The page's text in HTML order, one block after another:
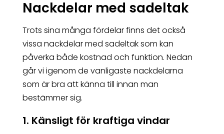
Nackdelar med sadeltak
Trots sina många fördelar finns det också
vissa nackdelar med sadeltak som kan
påverka både kostnad och funktion. Nedan
går vi igenom de vanligaste nackdelarna
som är bra att känna till innan man
bestämmer sig.
1. Känsligt för kraftiga vindar